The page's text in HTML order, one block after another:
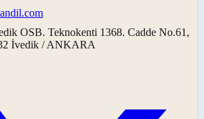
OSB. Teknokenti 1368. Cadde No.61,
İvedik / ANKARA